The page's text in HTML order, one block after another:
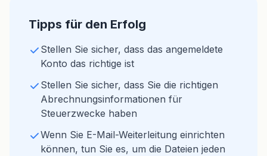
Tipps für den Erfolg
Stellen Sie sicher, dass das angemeldete
Konto das richtige ist
Stellen Sie sicher, dass Sie die richtigen
Abrechnungsinformationen für
Steuerzwecke haben
Wenn Sie E-Mail-Weiterleitung einrichten
können, tun Sie es, um die Dateien jeden